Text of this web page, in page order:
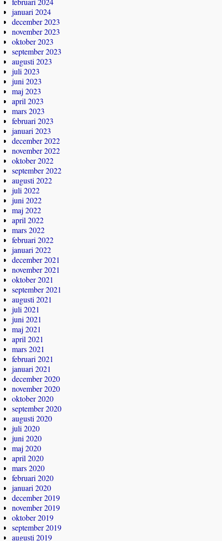
januari 2024
december 2023
november 2023
oktober 2023
september 2023
augusti 2023
juli 2023
juni 2023
maj 2023
april 2023
mars 2023
februari 2023
januari 2023
december 2022
november 2022
oktober 2022
september 2022
augusti 2022
juli 2022
juni 2022
maj 2022
april 2022
mars 2022
februari 2022
januari 2022
december 2021
november 2021
oktober 2021
september 2021
augusti 2021
juli 2021
juni 2021
maj 2021
april 2021
mars 2021
februari 2021
januari 2021
december 2020
november 2020
oktober 2020
september 2020
augusti 2020
juli 2020
juni 2020
maj 2020
april 2020
mars 2020
februari 2020
januari 2020
december 2019
november 2019
oktober 2019
september 2019
augusti 2019